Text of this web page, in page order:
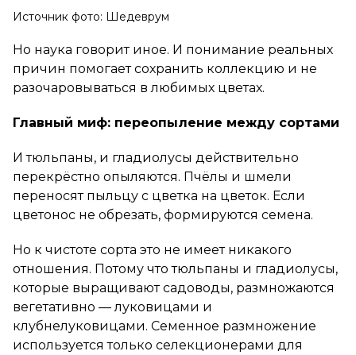
Источник фото: Шедеврум
Но наука говорит иное. И понимание реальных
причин помогает сохранить коллекцию и не
разочаровываться в любимых цветах.
Главный миф: переопыление между сортами
И тюльпаны, и гладиолусы действительно
перекрёстно опыляются. Пчёлы и шмели
переносят пыльцу с цветка на цветок. Если
цветонос не обрезать, формируются семена.
Но к чистоте сорта это не имеет никакого
отношения. Потому что тюльпаны и гладиолусы,
которые выращивают садоводы, размножаются
вегетативно — луковицами и
клубнелуковицами. Семенное размножение
используется только селекционерами для